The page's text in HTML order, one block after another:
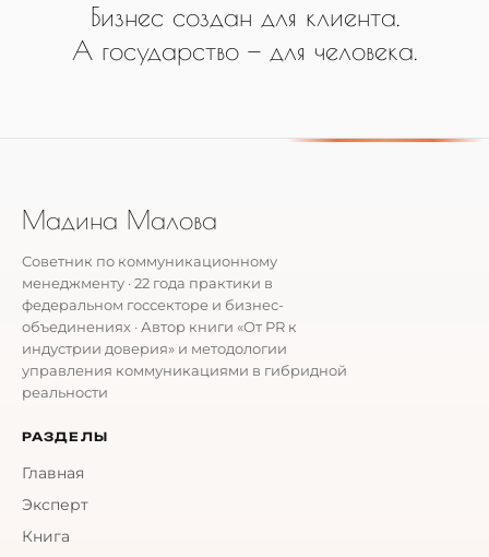
Бизнес создан для клиента.
А государство — для человека.
Мадина Малова
Советник по коммуникационному
менеджменту · 22 года практики в
федеральном госсекторе и бизнес-
объединениях · Автор книги «От PR к
индустрии доверия» и методологии
управления коммуникациями в гибридной
реальности
РАЗДЕЛЫ
Главная
Эксперт
Книга